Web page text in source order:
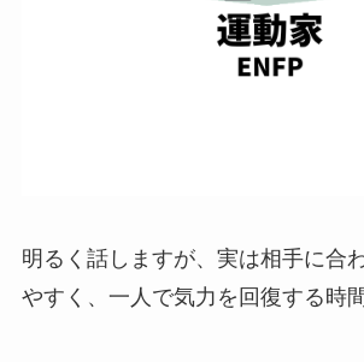
明るく話しますが、実は相手に合
やすく、一人で気力を回復する時